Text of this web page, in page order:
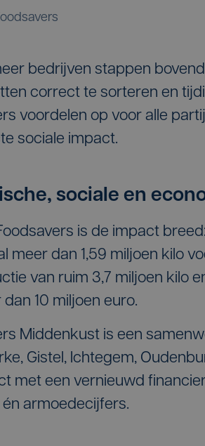
bedrijven stappen
correct te sorteren en
voordelen op voor alle
sociale impact.
sociale en
is de impact
meer dan 1,59 miljoen kilo
van ruim 3,7 miljoen kilo
10 miljoen euro.
Middenkust is een
Gistel, Ichtegem,
met een vernieuwd
armoedecijfers.